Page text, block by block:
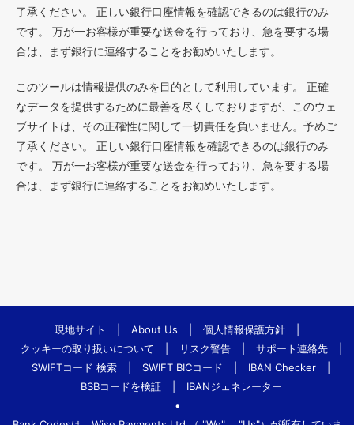
了承ください。 正しい銀行口座情報を確認できるのは銀行のみ
です。 万が一お客様が重要な送金を行っており、急を要する場
合は、まず銀行に連絡することをお勧めいたします。
このツールは情報提供のみを目的として利用しています。 正確
なデータを提供するために最善を尽くしておりますが、このウェ
ブサイトは、その正確性に関して一切責任を負いません。予めご
了承ください。 正しい銀行口座情報を確認できるのは銀行のみ
です。 万が一お客様が重要な送金を行っており、急を要する場
合は、まず銀行に連絡することをお勧めいたします。
現地サイト About Us 個人情報保護方針
クッキーの取り扱いについて
リスク警告 サポート連絡先
SWIFTコード 検索
SWIFT BICコード IBAN Checker
BSBコードを検証
IBANジェネレーター
•